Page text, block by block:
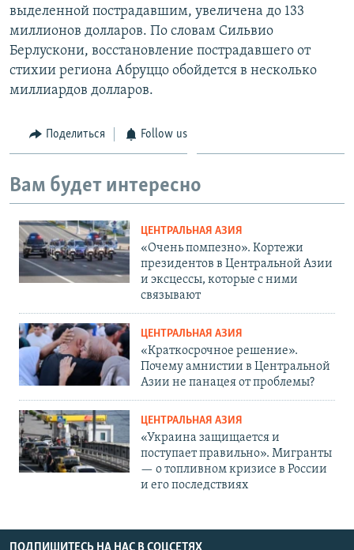
выделенной пострадавшим, увеличена до 133
миллионов долларов. По словам Сильвио
Берлускони, восстановление пострадавшего от
стихии региона Абруццо обойдется в несколько
миллиардов долларов.
Поделиться Follow us
Вам будет интересно
ЦЕНТРАЛЬНАЯ АЗИЯ
«Очень помпезно». Кортежи
президентов в Центральной Азии
и эксцессы, которые с ними
связывают
ЦЕНТРАЛЬНАЯ АЗИЯ
«Краткосрочное решение».
Почему амнистии в Центральной
Азии не панацея от проблемы?
ЦЕНТРАЛЬНАЯ АЗИЯ
«Украина защищается и
поступает правильно». Мигранты
— о топливном кризисе в России
и его последствиях